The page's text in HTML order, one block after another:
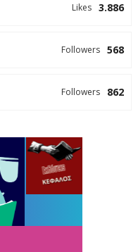
3.886
Likes
568
Followers
862
Followers